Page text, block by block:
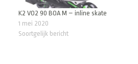
K2 VO2 90 BOA M – inline skate
1 mei 2020
Soortgelijk bericht